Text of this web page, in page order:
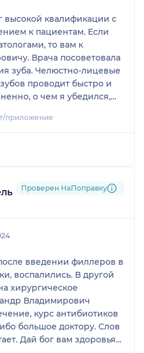
квалификации с
к пациентам. Если
то вам к
Врача посоветовала
проводит быстро и
убедился,
за профессионализм и
приложение
НаПоправку
Проверен НаПоправку
введении филлеров в
воспалились. В другой
хирургическое
Владимирович
курс антибиотиков
большое доктору. Слов
Дай бог вам здоровья